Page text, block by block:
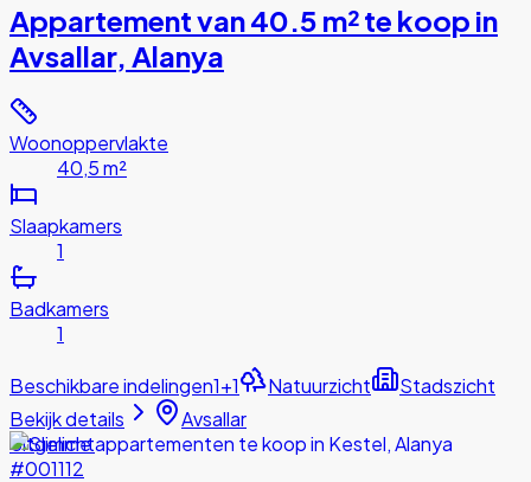
Appartement van 40.5 m² te koop in
Avsallar, Alanya
Woonoppervlakte
40,5 m²
Slaapkamers
1
Badkamers
1
Beschikbare indelingen1+1 Natuurzicht
Stadszicht
Bekijk details
Avsallar
Uitgelicht
#001112